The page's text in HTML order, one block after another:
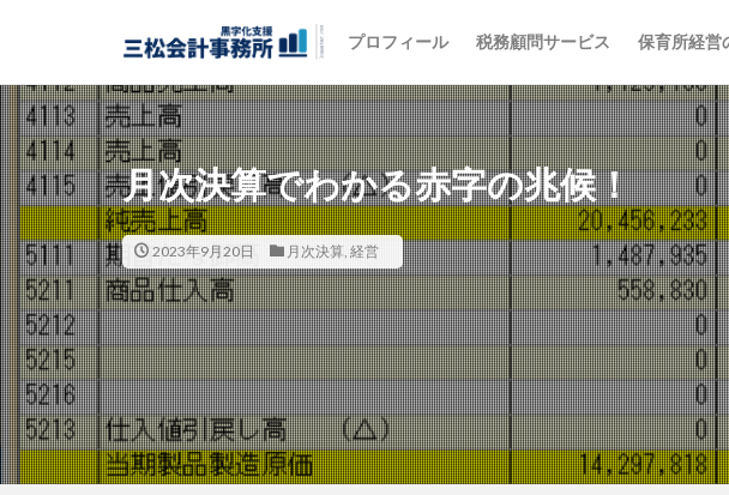
プロフィール 税務顧問サービス 保育所経営
月次決算でわかる赤字の兆候！
2023年9月20日 月次決算, 経営
カテゴリー
タグ
000万円、税金 税理士、軽減税率対策補
経営者保証、融資
経営安全率、経営分析
経営、計数管理
簡単 税金、経営計画
税理士、経営計画書、大阪
経費、税金
税理士、経営、貸借対照表
税理士、経営
税理士、研修、
税理士、相続税、贈与税
税理士、月次決算
税理士、大阪、経営
自動経理
税理士 契約 阪神タイガ